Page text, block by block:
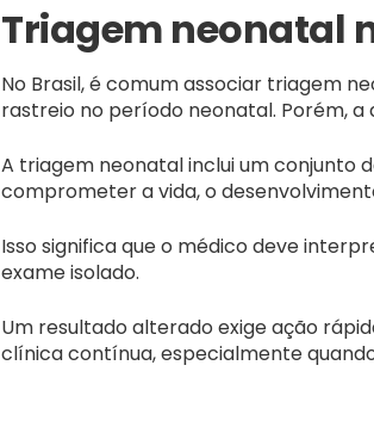
Triagem neonatal
No Brasil, é comum associar triagem
rastreio no período neonatal. Porém,
A triagem neonatal inclui um conjunto
comprometer a vida, o
Isso significa que o médico deve
exame isolado.
Um resultado alterado exige ação
clínica contínua, especialmente